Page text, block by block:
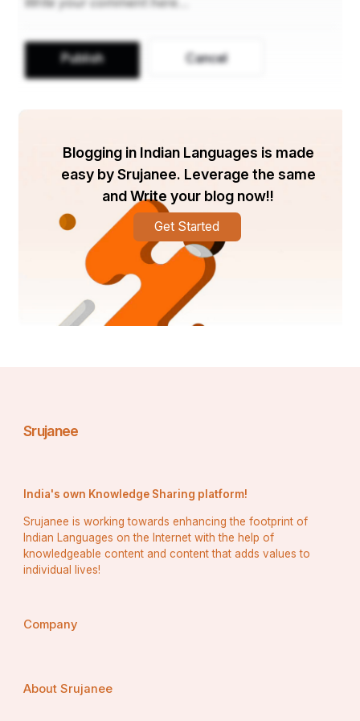
ମହାପ୍ରଭୁଙ୍କର ସ୍ବପ୍ନ-ଆଳାପ ।
ଉତ୍ତର କୁହୁକ : ବାଇଗଣ ବାରି
🌿🍂🌿🍂🌿🍂🌿🍂🌿🍂
🌹 ରାଜା ଉବାଚ 🌹
ଭିତର ଗାୟେଣୀ ଅବା ବାହାର ଗାୟେଣୀ
ଶ୍ରୀବତ୍ସ ଏ' ଖଣ୍ଡଶାଳ ପ୍ରାସାଦେ ଆପଣା
ତୁମ୍ଭେ ଯଦି ପସନ୍ଦ କଲନି
ମାଳିନୀ ଅଳସ ତୀରେ ମାଧବୀର ମହକିତ କୁଞ୍ଜେ
ଅଥବା ଚନ୍ଦନ ଗନ୍ଧ ଆକୁଳ ମଧ୍ଯାହ୍ନେ
ଯେ ଗିରି ତୋ' ପ୍ରେମେ ନାରୀ ସେ' ବନ୍ତର କାନ୍ତ ଉପବନେ
Publish Cancel
Blogging in Indian Languages is made
easy by Srujanee. Leverage the same
and Write your blog now!!
Get Started
Srujanee
India's own Knowledge Sharing platform!
Srujanee is working towards enhancing the footprint of
Indian Languages on the Internet with the help of
knowledgeable content and content that adds values to
individual lives!
Company
About Srujanee